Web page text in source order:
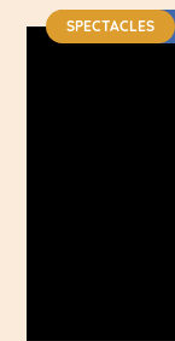
SPECTACLES